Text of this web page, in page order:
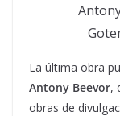
La última obra
Antony Beevor,
obras de